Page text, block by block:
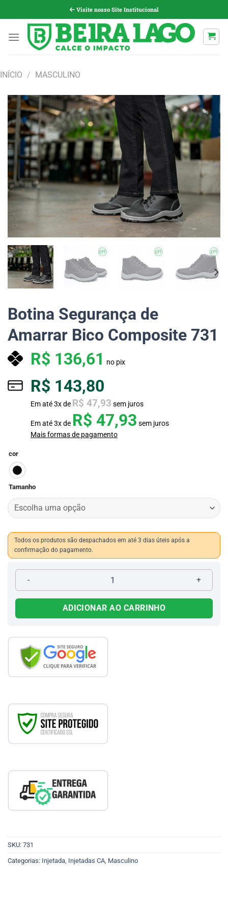
para
conteúdo
Visite nosso Site Institucional
INÍCIO / MASCULINO
Botina Segurança de
Amarrar Bico Composite 731
R$ 136,61 no pix
R$ 143,80
Em até3x de R$ 47,93 sem juros
Em até3x de R$ 47,93 sem juros
Mais formas de pagamento
cor
Tamanho
Todos os produtos são despachados em até 3 dias úteis após a
confirmação do pagamento.
Botina Segurança de Amarrar Bico Composite 731 quantidade
ADICIONAR AO CARRINHO
SKU: 731
Categorias: Injetada Injetadas CA Masculino